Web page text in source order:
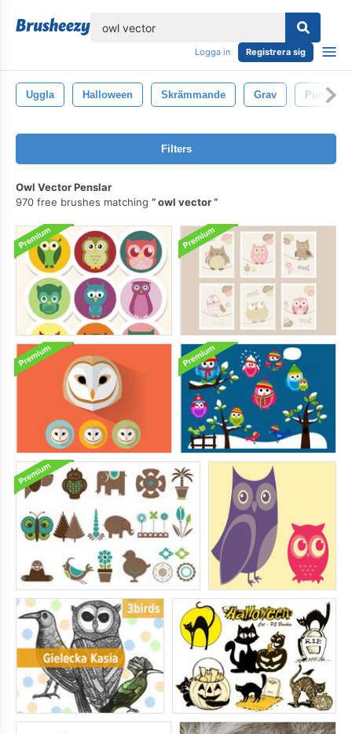
Logga in Registrera sig
Uggla Halloween Skrämmande Grav Pumpa
Filters
Owl Vector Penslar
970 free brushes matching
owl vector